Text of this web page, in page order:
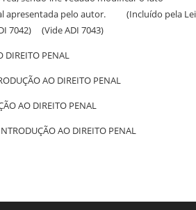
apresentada pelo autor. (Incluído pela Lei
7042) (Vide ADI 7043)
DIREITO PENAL
AO DIREITO PENAL
AO DIREITO PENAL
AO DIREITO PENAL